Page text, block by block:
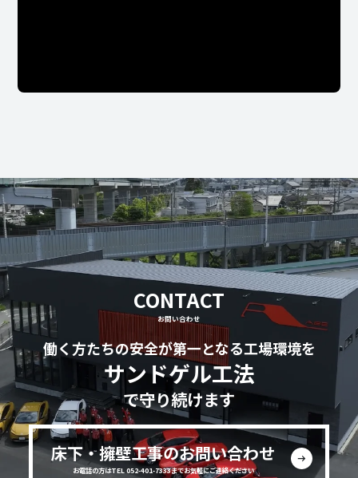
CONTACT
お問い合わせ
働く方たちの安全が第一となる工場環境を
サンドゲル工法
で守り続けます
床下・擁壁工事のお問い合わせ
お電話の方はTEL 052-401-7333までお気軽にご連絡ください